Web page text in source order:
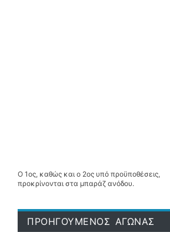
Ο 1ος, καθώς και ο 2ος υπό προϋποθέσεις,
προκρίνονται στα μπαράζ ανόδου.
ΠΡΟΗΓΟΥΜΕΝΟΣ ΑΓΩΝΑΣ